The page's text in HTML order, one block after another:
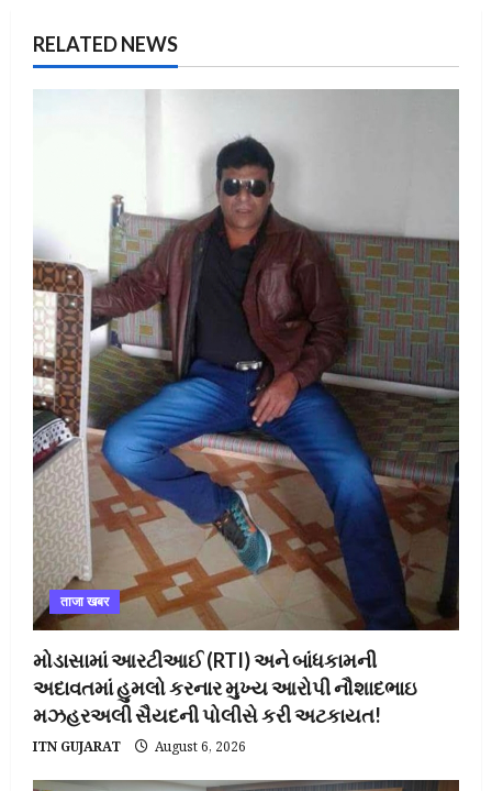
RELATED NEWS
ताजा खबर
મોડાસામાં આરટીઆઈ (RTI) અને બાંધકામની
અદાવતમાં હુમલો કરનાર મુખ્ય આરોપી નૌશાદભાઇ
મઝહરઅલી સૈયદની પોલીસે કરી અટકાયત!
ITN GUJARAT August 6, 2026